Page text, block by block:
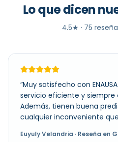
Lo que dicen
4.5★ · 75
“Muy satisfecho con
servicio eficiente y
Además, tienen buena
cualquier inconveniente
Euyuly Velandria · Reseña en